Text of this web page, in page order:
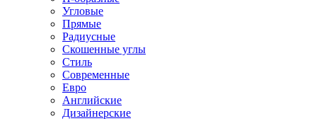
Угловые
Прямые
Радиусные
Скошенные углы
Стиль
Современные
Евро
Английские
Дизайнерские